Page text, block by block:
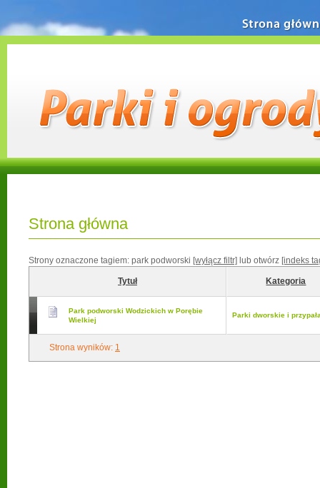
Strona główna
Strony oznaczone tagiem: park podworski [wyłącz filtr] lub otwórz [indeks
Tytuł Kategoria
Park podworski Wodzickich w Porębie
Wielkiej
Parki dworskie i
Strona wyników: 1
Strona główna